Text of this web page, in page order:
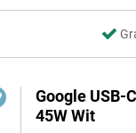
Google USB-
45W Wit